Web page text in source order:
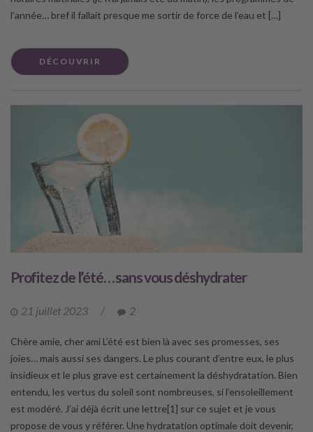
l’année… bref il fallait presque me sortir de force de l’eau et […]
DÉCOUVRIR
Profitez de l’été… sans vous déshydrater
21 juillet 2023 / 2
Chère amie, cher ami L’été est bien là avec ses promesses, ses
joies… mais aussi ses dangers. Le plus courant d’entre eux, le plus
insidieux et le plus grave est certainement la déshydratation. Bien
entendu, les vertus du soleil sont nombreuses, si l’ensoleillement
est modéré. J’ai déjà écrit une lettre[1] sur ce sujet et je vous
propose de vous y référer. Une hydratation optimale doit devenir,